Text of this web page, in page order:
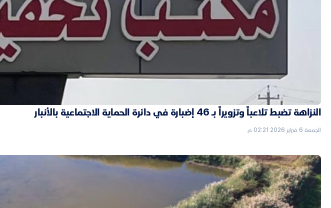
النزاهة تضبط تلاعباً وتزويراً بـ 46 إضبارة في دائرة الحماية الاجتماعية بالأنبار
الجمعة 6 فبراير 2026 02:21 م